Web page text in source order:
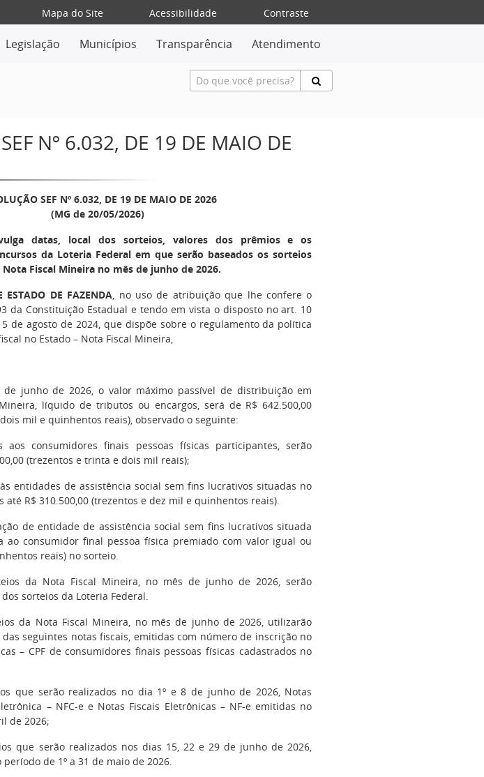
Mapa do Site Acessibilidade
Contraste
Legislação Municípios Transparência Atendimento
Nº 6.032, DE 19 DE MAIO DE
SEF Nº 6.032, DE 19 DE MAIO DE 2026
(MG de 20/05/2026)
datas, local dos sorteios, valores dos prêmios e os
da Loteria Federal em que serão baseados os sorteios
Nota Fiscal Mineira no mês de junho de 2026.
ESTADO DE FAZENDA, no uso de atribuição que lhe confere o
da Constituição Estadual e tendo em vista o disposto no art. 10
5 de agosto de 2024, que dispõe sobre o regulamento da política
no Estado – Nota Fiscal Mineira,
junho de 2026, o valor máximo passível de distribuição em
líquido de tributos ou encargos, será de R$ 642.500,00
mil e quinhentos reais), observado o seguinte:
consumidores finais pessoas físicas participantes, serão
(trezentos e trinta e dois mil reais);
entidades de assistência social sem fins lucrativos situadas no
até R$ 310.500,00 (trezentos e dez mil e quinhentos reais).
de entidade de assistência social sem fins lucrativos situada
ao consumidor final pessoa física premiado com valor igual ou
reais) no sorteio.
da Nota Fiscal Mineira, no mês de junho de 2026, serão
sorteios da Loteria Federal.
da Nota Fiscal Mineira, no mês de junho de 2026, utilizarão
seguintes notas fiscais, emitidas com número de inscrição no
– CPF de consumidores finais pessoas físicas cadastrados no
que serão realizados no dia 1º e 8 de junho de 2026, Notas
– NFC-e e Notas Fiscais Eletrônicas – NF-e emitidas no
de 2026;
que serão realizados nos dias 15, 22 e 29 de junho de 2026,
período de 1º a 31 de maio de 2026.